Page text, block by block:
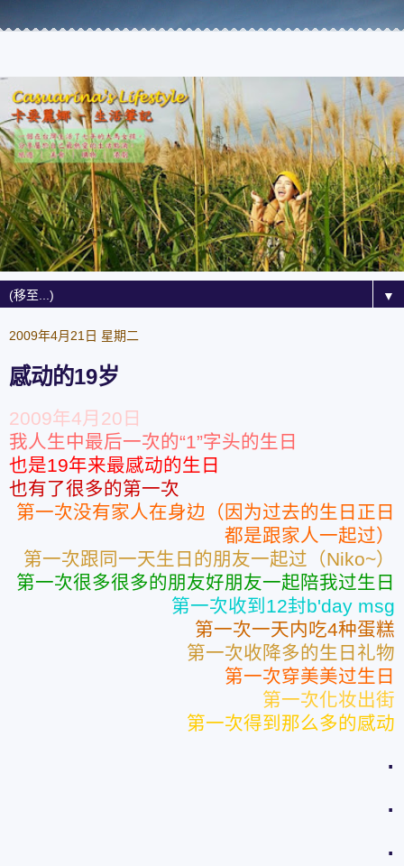
▼
2009年4月21日 星期二
感动的19岁
2009年4月20日
我人生中最后一次的“1”字头的生日
也是19年来最感动的生日
也有了很多的第一次
第一次没有家人在身边（因为过去的生日正日
都是跟家人一起过）
第一次跟同一天生日的朋友一起过（Niko~）
第一次很多很多的朋友好朋友一起陪我过生日
第一次收到12封b'day msg
第一次一天内吃4种蛋糕
第一次收降多的生日礼物
第一次穿美美过生日
第一次化妆出街
第一次得到那么多的感动
.
.
.